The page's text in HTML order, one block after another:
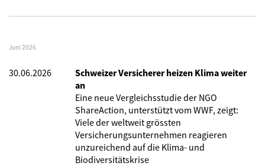
Juni 2026
30.06.2026
Schweizer Versicherer heizen Klima weiter
an
Eine neue Vergleichsstudie der NGO
ShareAction, unterstützt vom WWF, zeigt:
Viele der weltweit grössten
Versicherungsunternehmen reagieren
unzureichend auf die Klima- und
Biodiversitätskrise